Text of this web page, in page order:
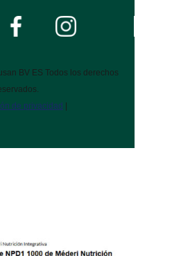
BV ES Todos los derechos
de privacidad